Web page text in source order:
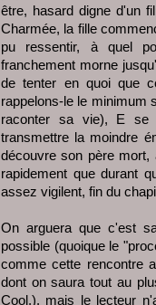
être, hasard digne d'un
Charmée, la fille
pu ressentir, à quel
franchement morne
de tenter en quoi que
rappelons-le le minimum
raconter sa vie), E se
transmettre la moindre
découvre son père
rapidement que durant
assez vigilent, fin du
On arguera que c'est
possible (quoique le
comme cette rencontre
dont on saura tout au
Cool.), mais le lecteur